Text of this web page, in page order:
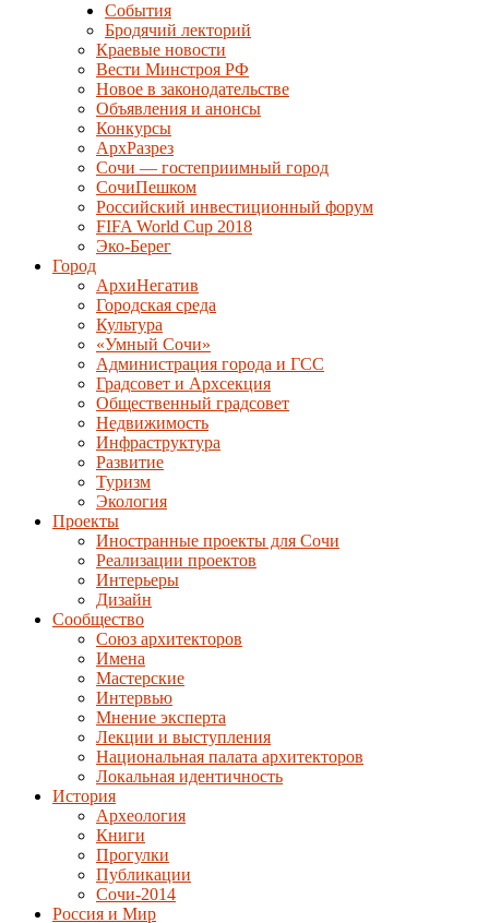
События
Бродячий лекторий
Краевые новости
Вести Минстроя РФ
Новое в законодательстве
Объявления и анонсы
Конкурсы
АрхРазрез
Сочи — гостеприимный город
СочиПешком
Российский инвестиционный форум
FIFA World Cup 2018
Эко-Берег
Город
АрхиНегатив
Городская среда
Культура
«Умный Сочи»
Администрация города и ГСС
Градсовет и Архсекция
Общественный градсовет
Недвижимость
Инфраструктура
Развитие
Туризм
Экология
Проекты
Иностранные проекты для Сочи
Реализации проектов
Интерьеры
Дизайн
Сообщество
Союз архитекторов
Имена
Мастерские
Интервью
Мнение эксперта
Лекции и выступления
Национальная палата архитекторов
Локальная идентичность
История
Археология
Книги
Прогулки
Публикации
Сочи-2014
Россия и Мир